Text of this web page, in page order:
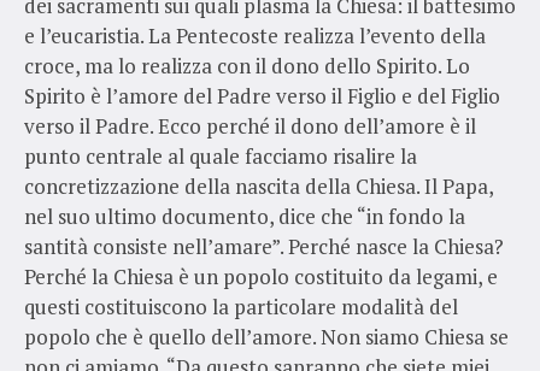
e l’eucaristia. La Pentecoste realizza l’evento della
croce, ma lo realizza con il dono dello Spirito. Lo
Spirito è l’amore del Padre verso il Figlio e del Figlio
verso il Padre. Ecco perché il dono dell’amore è il
punto centrale al quale facciamo risalire la
concretizzazione della nascita della Chiesa. Il Papa,
nel suo ultimo documento, dice che “in fondo la
santità consiste nell’amare”. Perché nasce la Chiesa?
Perché la Chiesa è un popolo costituito da legami, e
questi costituiscono la particolare modalità del
popolo che è quello dell’amore. Non siamo Chiesa se